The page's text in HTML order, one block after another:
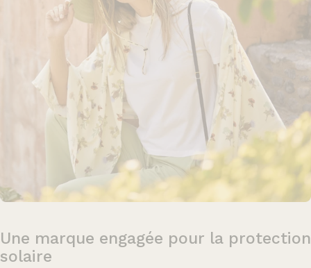
Une marque engagée pour la protection
solaire